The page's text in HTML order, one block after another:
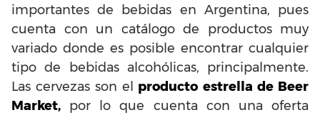
importantes de bebidas en Argentina, pues
cuenta con un catálogo de productos muy
variado donde es posible encontrar cualquier
tipo de bebidas alcohólicas, principalmente.
Las cervezas son el producto estrella de Beer
Market, por lo que cuenta con una oferta